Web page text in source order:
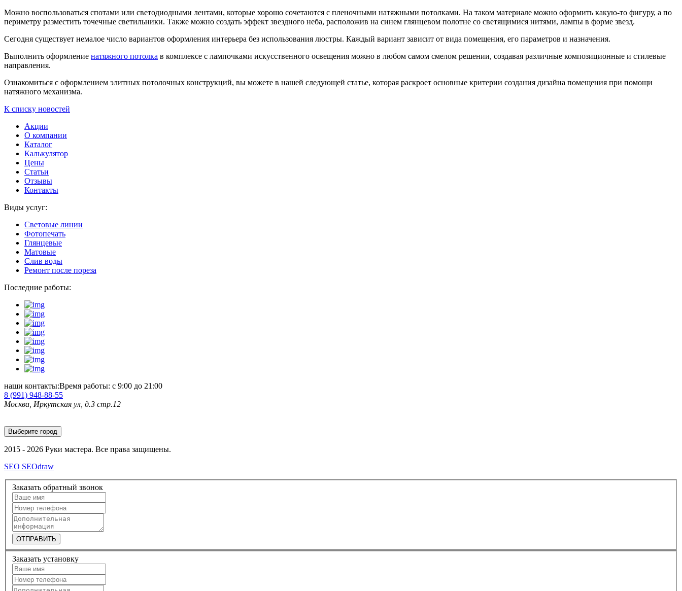
Можно воспользоваться спотами или светодиодными лентами, которые хорошо сочетаются с пленочными натяжными потолками. На таком материале можно оформить какую-то фигуру, а по
периметру разместить точечные светильники. Также можно создать эффект звездного неба, расположив на синем глянцевом полотне со светящимися нитями, лампы в форме звезд.
Сегодня существует немалое число вариантов оформления интерьера без использования люстры. Каждый вариант зависит от вида помещения, его параметров и назначения.
Выполнить оформление натяжного потолка в комплексе с лампочками искусственного освещения можно в любом самом смелом решении, создавая различные композиционные и стилевые
направления.
Ознакомиться с оформлением элитных потолочных конструкций, вы можете в нашей следующей статье, которая раскроет основные критерии создания дизайна помещения при помощи
натяжного механизма.
К списку новостей
Акции
О компании
Каталог
Калькулятор
Цены
Статьи
Отзывы
Контакты
Виды услуг:
Световые линии
Фотопечать
Глянцевые
Матовые
Слив воды
Ремонт после пореза
Последние работы:
наши контакты:Время работы: с 9:00 до 21:00
8 (991) 948-88-55
Москва, Иркутская ул, д.3 стр.12
Выберите город
2015 - 2026 Руки мастера. Все права защищены.
SEO SEOdraw
Заказать обратный звонок
ОТПРАВИТЬ
Заказать установку